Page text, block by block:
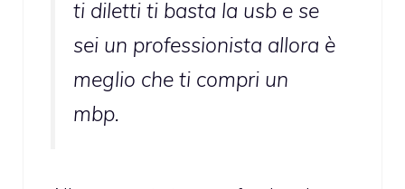
ti diletti ti basta la usb e se
sei un professionista allora è
meglio che ti compri un
mbp.